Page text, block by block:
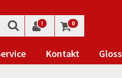
! 0
Kontakt